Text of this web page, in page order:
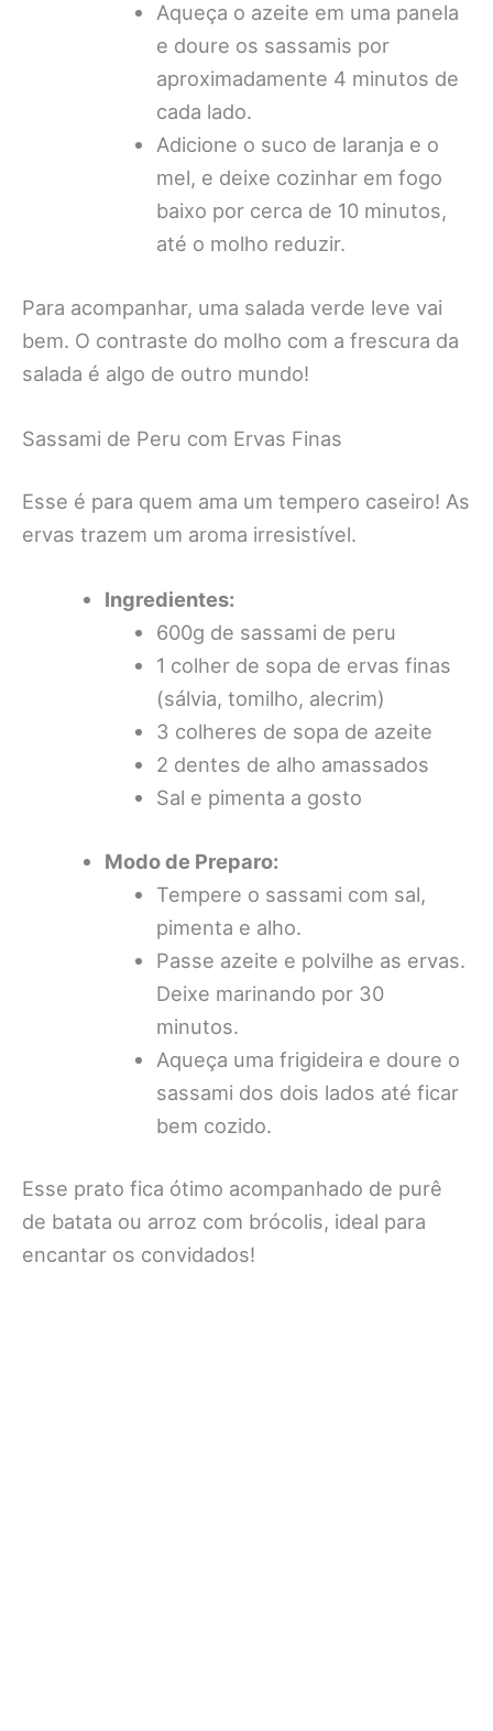
Aqueça o azeite em uma panela
e doure os sassamis por
aproximadamente 4 minutos de
cada lado.
Adicione o suco de laranja e o
mel, e deixe cozinhar em fogo
baixo por cerca de 10 minutos,
até o molho reduzir.
Para acompanhar, uma salada verde leve vai
bem. O contraste do molho com a frescura da
salada é algo de outro mundo!
Sassami de Peru com Ervas Finas
Esse é para quem ama um tempero caseiro! As
ervas trazem um aroma irresistível.
Ingredientes:
600g de sassami de peru
1 colher de sopa de ervas finas
(sálvia, tomilho, alecrim)
3 colheres de sopa de azeite
2 dentes de alho amassados
Sal e pimenta a gosto
Modo de Preparo:
Tempere o sassami com sal,
pimenta e alho.
Passe azeite e polvilhe as ervas.
Deixe marinando por 30
minutos.
Aqueça uma frigideira e doure o
sassami dos dois lados até ficar
bem cozido.
Esse prato fica ótimo acompanhado de purê
de batata ou arroz com brócolis, ideal para
encantar os convidados!